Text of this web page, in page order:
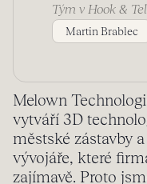
Tým v Hook &
Martin Brablec
Melown
vytváří 3D
městské zástavby
vývojáře, které
zajímavě. Proto